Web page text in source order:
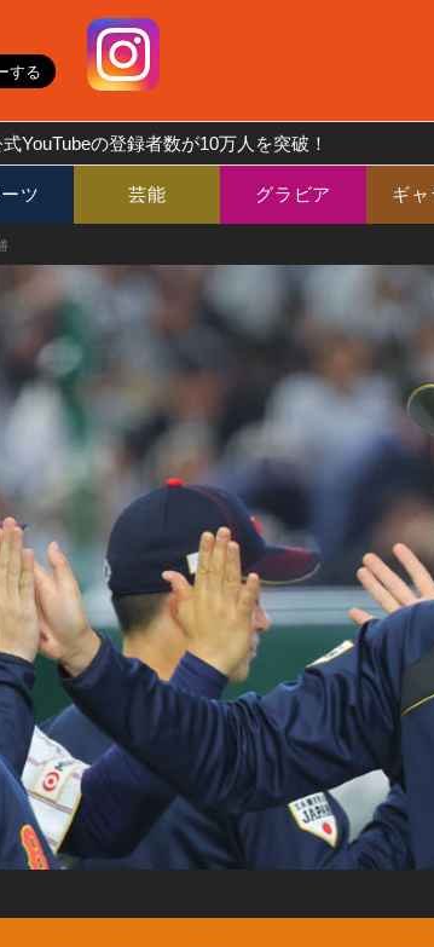
YouTubeの登録者数が10万人を突破！
ツ 芸能 グラビア ギャ